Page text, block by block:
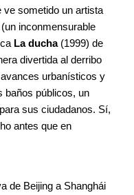
ve sometido un artista
inconmensurable
La ducha(1999) de
divertida al derribo
urbanísticos y
baños públicos, un
sus ciudadanos. Sí,
antes que en
de Beijing a Shanghái